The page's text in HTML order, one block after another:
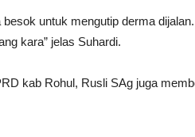
untuk mengutip derma
kara” jelas Suhardi.
kab Rohul, Rusli SAg juga